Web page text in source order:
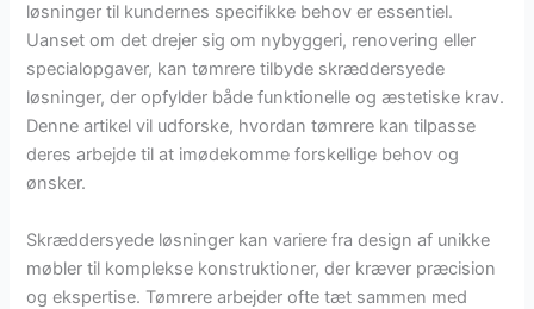
løsninger til kundernes specifikke behov er essentiel.
Uanset om det drejer sig om nybyggeri, renovering eller
specialopgaver, kan tømrere tilbyde skræddersyede
løsninger, der opfylder både funktionelle og æstetiske krav.
Denne artikel vil udforske, hvordan tømrere kan tilpasse
deres arbejde til at imødekomme forskellige behov og
ønsker.
Skræddersyede løsninger kan variere fra design af unikke
møbler til komplekse konstruktioner, der kræver præcision
og ekspertise. Tømrere arbejder ofte tæt sammen med